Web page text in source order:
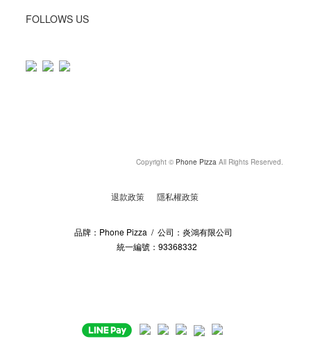
FOLLOWS US
Copyright © Phone Pizza All Rights Reserved.
退款政策 隱私權政策
品牌：Phone Pizza / 公司：炎鴻有限公司
統一編號：93368332